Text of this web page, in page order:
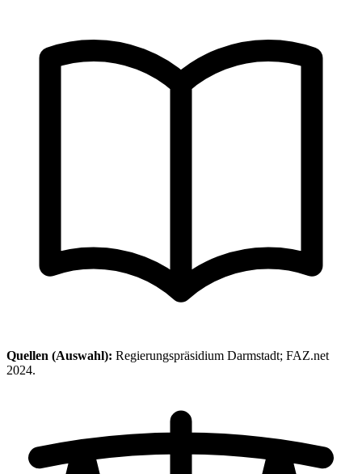
Quellen (Auswahl): Regierungspräsidium Darmstadt; FAZ.net
2024.